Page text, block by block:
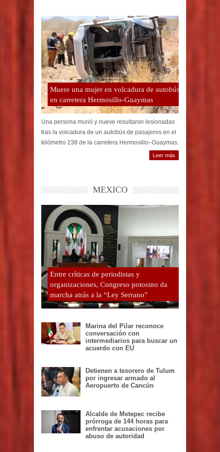
Muere una mujer en volcadura de autobús
en carretera Hermosillo-Guaymas
Una persona murió y nueve resultaron lesionadas
tras la volcadura de un autobús de pasajeros en el
kilómetro 238 de la carretera Hermosillo–Guaymas.
Leer más
MEXICO
Entre críticas de periodistas y
organizaciones, Congreso potosino da
marcha atrás a la “Ley Serrano”
Marina del Pilar reconoce
conversación con
intermediarios para buscar un
acuerdo con EU
Detienen a tesorero de Tulum
por ingresar armado al
Aeropuerto de Cancún
Alcalde de Metepec recibe
prórroga de 144 horas para
enfrentar acusaciones por
abuso de autoridad